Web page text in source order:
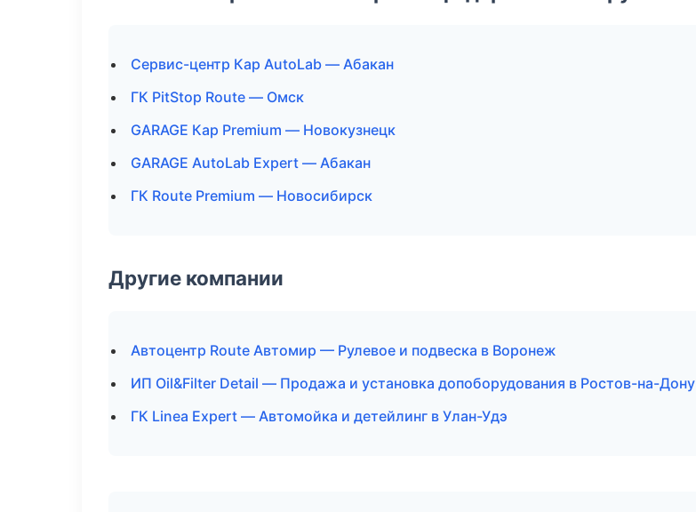
Сервис-центр Кар AutoLab — Абакан
ГК PitStop Route — Омск
GARAGE Кар Premium — Новокузнецк
GARAGE AutoLab Expert — Абакан
ГК Route Premium — Новосибирск
Другие компании
Автоцентр Route Автомир — Рулевое и подвеска в Воронеж
ИП Oil&Filter Detail — Продажа и установка допоборудования в Ростов-на-Дону
ГК Linea Expert — Автомойка и детейлинг в Улан-Удэ